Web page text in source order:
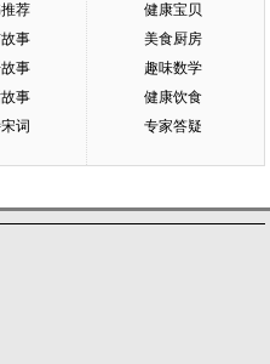
荐
事
事
事
词
健康宝贝
美食厨房
趣味数学
健康饮食
专家答疑